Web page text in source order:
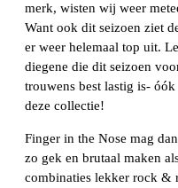
merk, wisten wij weer
Want ook dit seizoen ziet
er weer helemaal top uit.
diegene die dit seizoen
trouwens best lastig is-
deze collectie!
Finger in the Nose mag
zo gek en brutaal maken
combinaties lekker rock &